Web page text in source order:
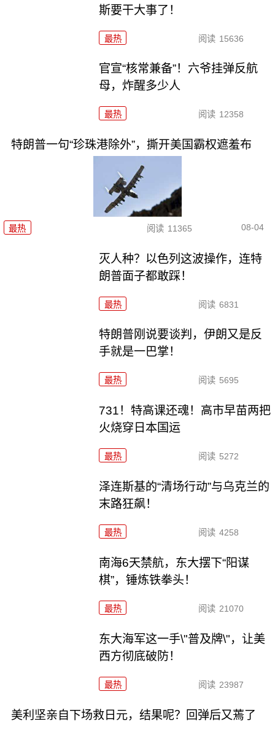
斯要干大事了！
最热 阅读 15636
官宣“核常兼备”！六爷挂弹反航
母，炸醒多少人
最热 阅读 12358
特朗普一句“珍珠港除外”，撕开美国霸权遮羞布
最热 阅读 11365 08-04
灭人种？以色列这波操作，连特
朗普面子都敢踩！
最热 阅读 6831
特朗普刚说要谈判，伊朗又是反
手就是一巴掌！
最热 阅读 5695
731！特高课还魂！高市早苗两把
火烧穿日本国运
最热 阅读 5272
泽连斯基的“清场行动”与乌克兰的
末路狂飙！
最热 阅读 4258
南海6天禁航，东大摆下“阳谋
棋”，锤炼铁拳头！
最热 阅读 21070
东大海军这一手\"普及牌\"，让美
西方彻底破防！
最热 阅读 23987
美利坚亲自下场救日元，结果呢？回弹后又蔫了